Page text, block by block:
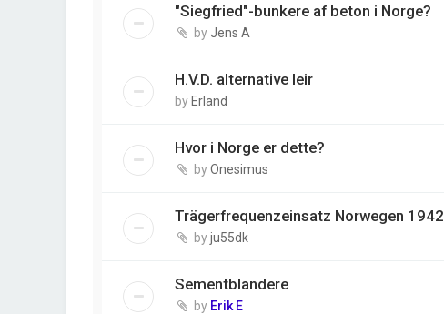
"Siegfried"-bunkere af beton i Norge?
by Jens A
H.V.D. alternative leir
by Erland
Hvor i Norge er dette?
byOnesimus
Trägerfrequenzeinsatz Norwegen 1942
byju55dk
Sementblandere
by Erik E